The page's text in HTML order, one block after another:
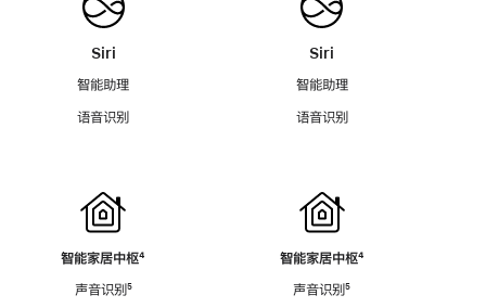
Siri
智能助理
语音识别
智能家居中枢脚
⁴
声音识别脚
⁵
Siri
智能助理
语音识别
智能家居中枢脚
⁴
声音识别脚
⁵